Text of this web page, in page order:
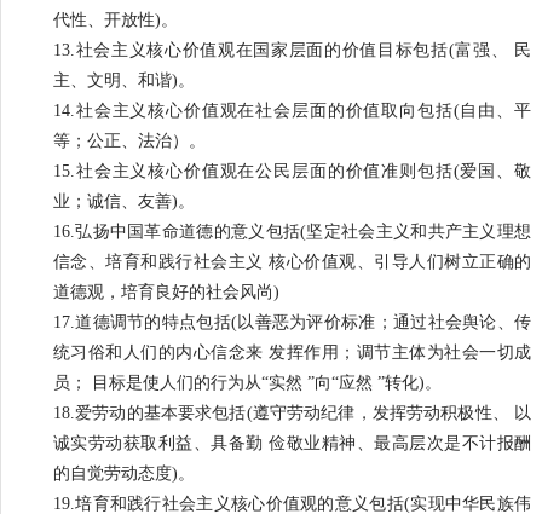
代性、开放性)。
13.社会主义核心价值观在国家层面的价值目标包括(富强、 民
主、文明、和谐)。
14.社会主义核心价值观在社会层面的价值取向包括(自由、平
等；公正、法治）。
15.社会主义核心价值观在公民层面的价值准则包括(爱国、敬
业；诚信、友善)。
16.弘扬中国革命道德的意义包括(坚定社会主义和共产主义理想
信念、培育和践行社会主义 核心价值观、引导人们树立正确的
道德观，培育良好的社会风尚)
17.道德调节的特点包括(以善恶为评价标准；通过社会舆论、传
统习俗和人们的内心信念来 发挥作用；调节主体为社会一切成
员； 目标是使人们的行为从“实然 ”向“应然 ”转化)。
18.爱劳动的基本要求包括(遵守劳动纪律，发挥劳动积极性、 以
诚实劳动获取利益、具备勤 俭敬业精神、最高层次是不计报酬
的自觉劳动态度)。
19.培育和践行社会主义核心价值观的意义包括(实现中华民族伟